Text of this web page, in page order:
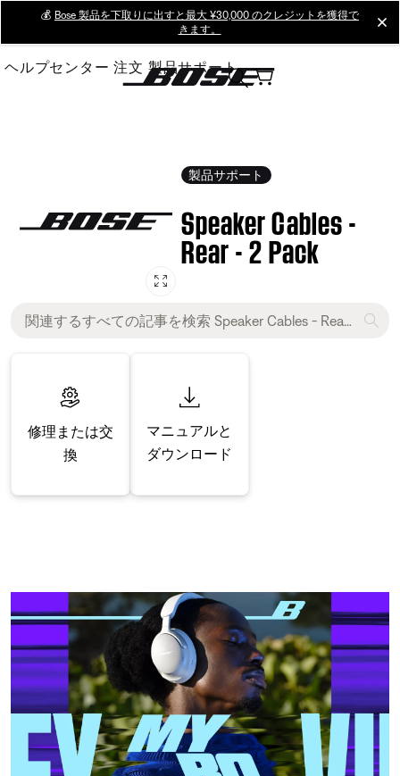
Main
💰 Bose 製品を下取りに出すと最大 ¥30,000 のクレジットを獲得で
きます。
ヘルプセンター 注文 製品サポート
製品サポート
Speaker Cables -
Rear - 2 Pack
修理または交
換
マニュアルと
ダウンロード